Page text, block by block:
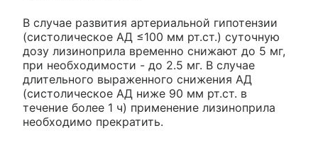
В случае развития артериальной гипотензии
(систолическое АД ≤100 мм рт.ст.) суточную
дозу лизиноприла временно снижают до 5 мг,
при необходимости - до 2.5 мг. В случае
длительного выраженного снижения АД
(систолическое АД ниже 90 мм рт.ст. в
течение более 1 ч) применение лизиноприла
необходимо прекратить.